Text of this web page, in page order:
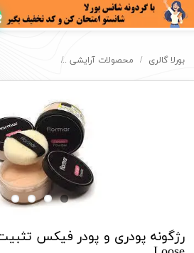
بورلا گالری محصولات آرایشی
رژگونه پودری و پودر فیکس